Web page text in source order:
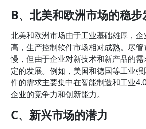
B、北美和欧洲市场的稳步
北美和欧洲市场由于工业基础雄厚，
高，生产控制软件市场相对成熟。尽
慢，但由于企业对新技术和新产品的
定的发展。例如，美国和德国等工业
件的需求主要集中在智能制造和工业
企业的竞争力和创新能力。
C、新兴市场的潜力